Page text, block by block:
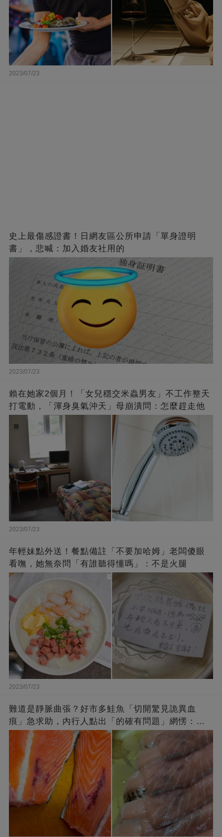
2023/07/23
史上最傷感證書！日網友區公所申請「單身證明
書」，悲喊：加入婚友社用的
2023/07/23
賴在她家2個月！「女兒穩交米蟲男友」不工作整天
打電動，「渾身臭氣沖天」母崩潰問：怎麼趕走他
2023/07/23
年輕妹點外送！餐點備註「不要加哈姆」老闆傻眼
看嘸，她無奈問「有誰聽得懂嗎」：不是火腿
2023/07/23
難道是靜脈曲張？好市多鮭魚「切開驚見詭異血
痕」急求助，內行人點出「的確有問題」網愣：不
退貨照吃